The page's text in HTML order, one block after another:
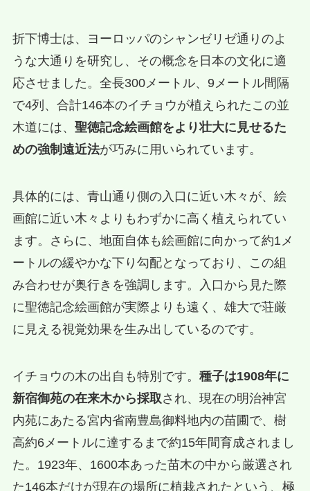
折下博士は、ヨーロッパのシャンゼリゼ通りのよ
うな大通りを研究し、その概念を日本の文化に適
応させました。全長300メートル、9メートル間隔
で4列、合計146本のイチョウが植えられたこの並
木道には、 聖徳記念絵画館をより壮大に見せるた
めの強制遠近法が巧みに用いられています。
具体的には、青山通り側の入口に近い木々が、絵
画館に近い木々よりもわずかに高く植えられてい
ます。さらに、地面自体も絵画館に向かって約1メ
ートルの緩やかな下り勾配となっており、この組
み合わせが奥行きを強調します。入口から見た際
に聖徳記念絵画館が実際よりも遠く、雄大で荘厳
に見える視覚効果を生み出しているのです。
イチョウの木の出自も特別です。 種子は1908年に
新宿御苑の在来木から採取され、現在の明治神宮
内苑にあたる宮内省南豊島御料地内の苗圃で、樹
高約6メートルに達するまで約15年間育成されまし
た。1923年、1600本あった苗木の中から厳選され
た146本だけが現在の場所に植栽されたという、極